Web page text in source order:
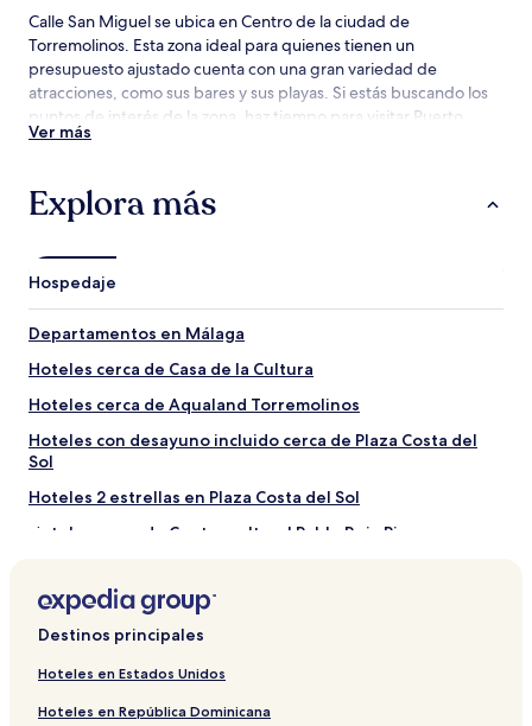
Aplican
términos
adicionales.
Calle San Miguel se ubica en Centro de la ciudad de
Torremolinos. Esta zona ideal para quienes tienen un
presupuesto ajustado cuenta con una gran variedad de
atracciones, como sus bares y sus playas. Si estás buscando los
puntos de interés de la zona, haz tiempo para visitar Puerto
deportivo de Benalmádena y Playa de La Carihuela.
Atracciones cerca de Calle San Miguel
Atracciones para visitar cerca de Calle San Miguel
Playa de La Carihuela
Puerto de Málaga
Playa de La Malagueta
Otros puntos de interés cerca de Calle San Miguel
Plaza Costa del Sol
Plaza de la Nogalera
Centro comercial Puerto Marina Shopping
Ver más
Explora más
Hospedaje
Departamentos en Málaga
Hoteles cerca de Casa de la Cultura
Hoteles cerca de Aqualand Torremolinos
Hoteles con desayuno incluido cerca de Plaza Costa del
Sol
Hoteles 2 estrellas en Plaza Costa del Sol
Hoteles cerca de Centro cultural Pablo Ruiz Picasso
Apart-Hoteles en Centro de Málaga
Hoteles cerca de Plaza de la Nogalera
Hoteles con estacionamiento cerca de Plaza Costa del Sol
Hoteles familiares en Torremolinos
Destinos principales
Hoteles en Estados Unidos
Hoteles en República Dominicana